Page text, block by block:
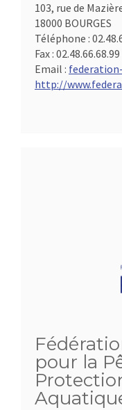
103, rue de
18000 BOURGES
Téléphone :
Fax : 02.48.66.68.99
Email :
http://
pour la